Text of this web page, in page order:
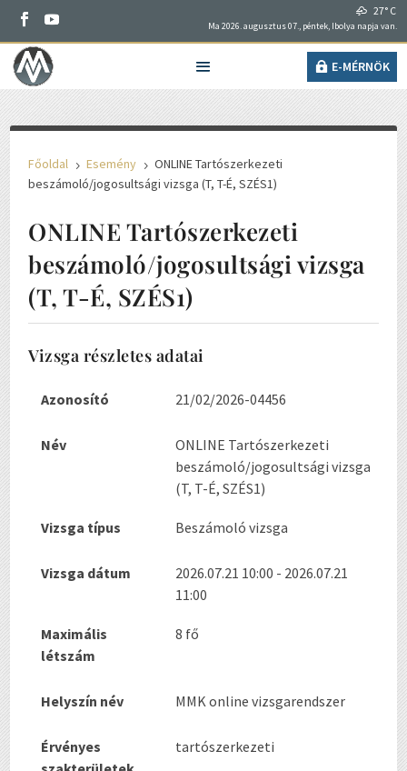
27° C
Ma 2026. augusztus 07., péntek, Ibolya napja van.
E-MÉRNÖK
Főoldal 5 Esemény 5 ONLINE Tartószerkezeti
beszámoló/jogosultsági vizsga (T, T-É, SZÉS1)
ONLINE Tartószerkezeti
beszámoló/jogosultsági vizsga
(T, T-É, SZÉS1)
Vizsga részletes adatai
Azonosító 21/02/2026-04456
Név
ONLINE Tartószerkezeti
beszámoló/jogosultsági vizsga
(T, T-É, SZÉS1)
Vizsga típus Beszámoló vizsga
Vizsga dátum
2026.07.21 10:00 - 2026.07.21
11:00
Maximális
létszám
8 fő
Helyszín név MMK online vizsgarendszer
Érvényes
tartószerkezeti